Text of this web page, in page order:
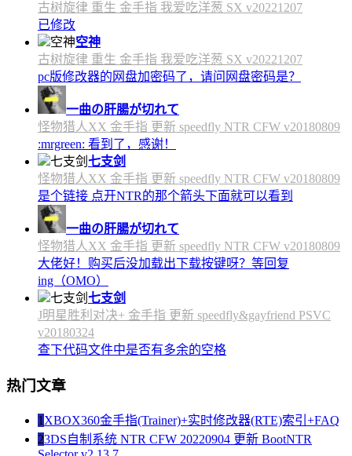
古树旋律 重生 金手指 我爱吃洋葱 SX v20221207
已修改
空神
古树旋律 重生 金手指 我爱吃洋葱 SX v20221207
pc版修改器的网盘加密码了，请问网盘密码是？
一曲の肝腸が切れて
怪物猎人XX 金手指 更新 speedfly NTR CFW v20180809
:mrgreen: 看到了，感谢！
七支剑
怪物猎人XX 金手指 更新 speedfly NTR CFW v20180809
是个链接 点开NTR的那个箭头下面就可以看到
一曲の肝腸が切れて
怪物猎人XX 金手指 更新 speedfly NTR CFW v20180809
大佬好！购买后没加载出下载按键呀？等回复
ing（OMO）
七支剑
J明星胜利对决+ 金手指 更新 speedfly&gayfriend PSVC
v20180324
查下代码文件中是否有多余的空格
热门文章
1 XBOX360金手指(Trainer)+实时修改器(RTE)索引+FAQ
23DS自制系统 NTR CFW 20220904 更新 BootNTR